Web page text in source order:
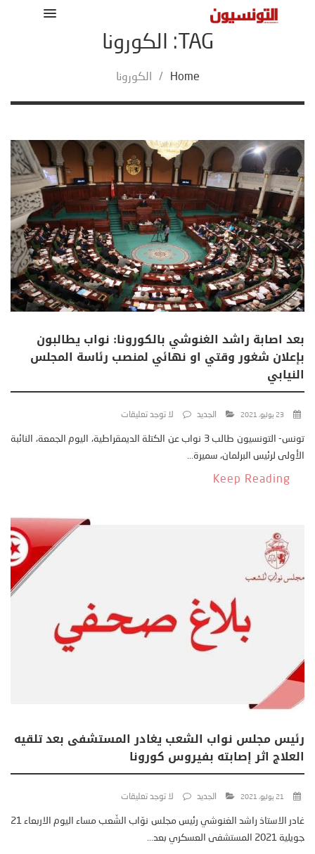
TAG: الكورونا
Home
/ الكورونا
بعد اصابة راشد الغنوشي بالكورونا: نواب يطالبون
بإعلان شغور وقتي او نهائي لمنصب رئاسة المجلس
النيابي
23 يوليو، 2021 الجديد لا توجد تعليقات
تونس- التونسيون طالب 3 نواب عن الكتلة الديمقراطية، اليوم الجمعة، النائبة
الأولى لرئيس البرلمان، سميرة...
Keep Reading
رئيس مجلس نواب الشعب يغادر المستشفى بعد تلقيه
العلاج اثر إصابته بفيروس كورونا
21 يوليو، 2021 الجديد لا توجد تعليقات
غادر الاستاذ راشد الغنوشي رئيس مجلس نوّاب الشّعب مساء اليوم الاربعاء 21
جويلية 2021 المستشفى العسكري بعد...